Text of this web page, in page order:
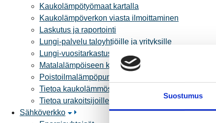
Suostumus
Kaukolämpötyömaat kartalla
Kaukolämpöverkon viasta ilmoittaminen
Laskutus ja raportointi
Lungi-palvelu taloyhtiöille ja yrityksille
Lungi-vuositarkastus kuluttajille
Matalalämpöiseen kaukolämpöön siirtyminen
Poistoilmalämpöpumppu kaukolämpötaloon
Tietoa kaukolämmöstä
Tietoa urakoitsijoille
Sähköverkko